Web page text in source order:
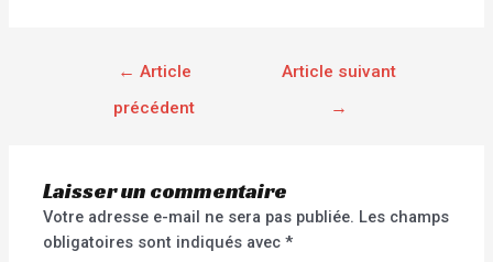
← Article
précédent
Article suivant
→
Laisser un commentaire
Votre adresse e-mail ne sera pas publiée. Les champs
obligatoires sont indiqués avec*